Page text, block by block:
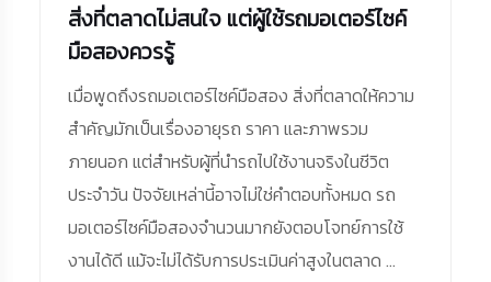
สิ่งที่ตลาดไม่สนใจ แต่ผู้ใช้รถมอเตอร์ไซค์
มือสองควรรู้
เมื่อพูดถึงรถมอเตอร์ไซค์มือสอง สิ่งที่ตลาดให้ความ
สำคัญมักเป็นเรื่องอายุรถ ราคา และภาพรวม
ภายนอก แต่สำหรับผู้ที่นำรถไปใช้งานจริงในชีวิต
ประจำวัน ปัจจัยเหล่านี้อาจไม่ใช่คำตอบทั้งหมด รถ
มอเตอร์ไซค์มือสองจำนวนมากยังตอบโจทย์การใช้
งานได้ดี แม้จะไม่ได้รับการประเมินค่าสูงในตลาด ...